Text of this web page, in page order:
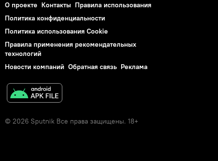
О проекте Контакты Правила использования
Политика конфиденциальности
Политика использования Cookie
Правила применения рекомендательных
технологий
Новости компаний Обратная связь Реклама
© 2026 Sputnik Все права защищены. 18+